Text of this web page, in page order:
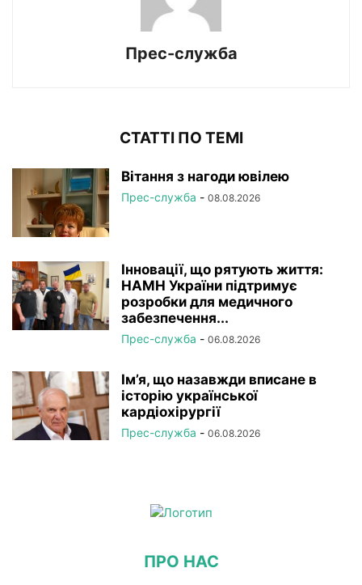
Прес-служба
СТАТТІ ПО ТЕМІ
Вітання з нагоди ювілею
Прес-служба - 08.08.2026
Інновації, що рятують життя:
НАМН України підтримує
розробки для медичного
забезпечення...
Прес-служба - 06.08.2026
Ім’я, що назавжди вписане в
історію української
кардіохірургії
Прес-служба - 06.08.2026
ПРО НАС